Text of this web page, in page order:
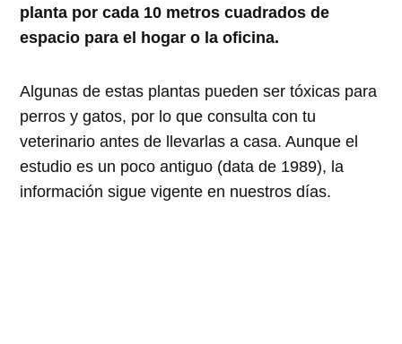
planta por cada 10 metros cuadrados de
espacio para el hogar o la oficina.
Algunas de estas plantas pueden ser tóxicas para
perros y gatos, por lo que consulta con tu
veterinario antes de llevarlas a casa. Aunque el
estudio es un poco antiguo (data de 1989), la
información sigue vigente en nuestros días.